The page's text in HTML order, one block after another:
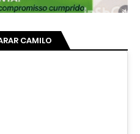
CAMILO